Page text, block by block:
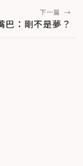
下一篇 →
巴：剛不是夢？